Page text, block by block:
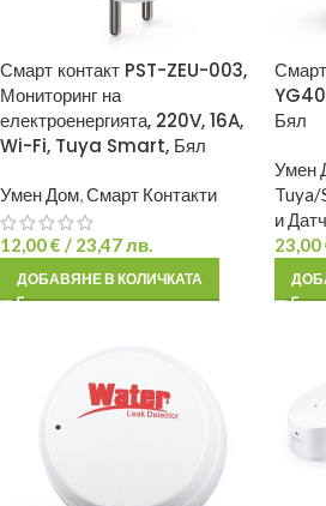
Смарт контакт PST-ZEU-003,
Мониторинг на
електроенергията, 220V, 16A,
Wi-Fi, Tuya Smart, Бял
Умен Дом,Смарт Контакти
12,00€ / 23,47 лв.
ДОБАВЯНЕ В КОЛИЧКАТА
Бял
Умен
Tuya/
и
23,00